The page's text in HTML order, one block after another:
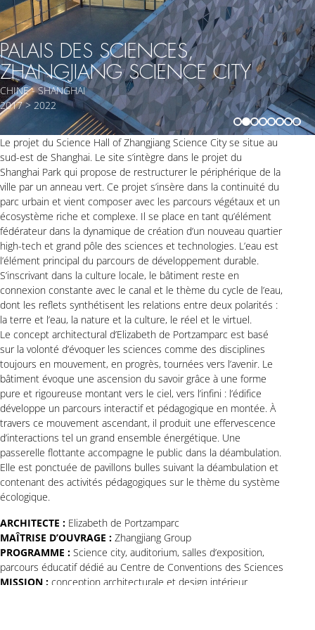
PALAIS DES SCIENCES,
ZHANGJIANG SCIENCE CITY
CHINE - SHANGHAI
2017 > 2022
Le projet du Science Hall of Zhangjiang Science City se situe au
sud-est de Shanghai. Le site s’intègre dans le projet du
Shanghai Park qui propose de restructurer le périphérique de la
ville par un anneau vert. Ce projet s’insère dans la continuité du
parc urbain et vient composer avec les parcours végétaux et un
écosystème riche et complexe. Il se place en tant qu’élément
fédérateur dans la dynamique de création d’un nouveau quartier
high-tech et grand pôle des sciences et technologies. L’eau est
l’élément principal du parcours de développement durable.
S’inscrivant dans la culture locale, le bâtiment reste en
connexion constante avec le canal et le thème du cycle de l’eau,
dont les reflets synthétisent les relations entre deux polarités :
la terre et l’eau, la nature et la culture, le réel et le virtuel.
Le concept architectural d’Elizabeth de Portzamparc est basé
sur la volonté d’évoquer les sciences comme des disciplines
toujours en mouvement, en progrès, tournées vers l’avenir. Le
bâtiment évoque une ascension du savoir grâce à une forme
pure et rigoureuse montant vers le ciel, vers l’infini : l’édifice
développe un parcours interactif et pédagogique en montée. À
travers ce mouvement ascendant, il produit une effervescence
d’interactions tel un grand ensemble énergétique. Une
passerelle flottante accompagne le public dans la déambulation.
Elle est ponctuée de pavillons bulles suivant la déambulation et
contenant des activités pédagogiques sur le thème du système
écologique.
ARCHITECTE : Elizabeth de Portzamparc
MAÎTRISE D’OUVRAGE : Zhangjiang Group
PROGRAMME : Science city, auditorium, salles d’exposition,
parcours éducatif dédié au Centre de Conventions des Sciences
MISSION : conception architecturale et design intérieur